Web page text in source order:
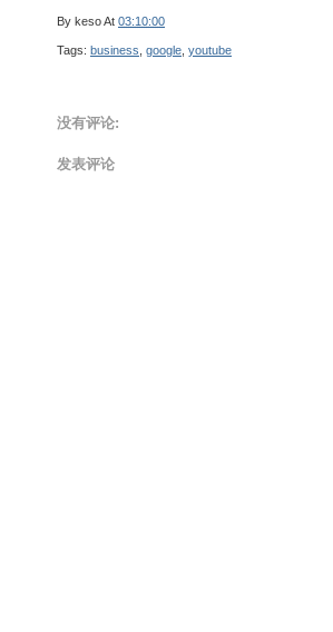
By kesoAt 03:10:00
Tags: business google youtube
没有评论:
发表评论